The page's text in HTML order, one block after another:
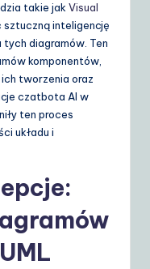
takie jak Visual
sztuczną inteligencję
diagramów. Ten
komponentów,
tworzenia oraz
czatbota AI w
ten proces
układu i